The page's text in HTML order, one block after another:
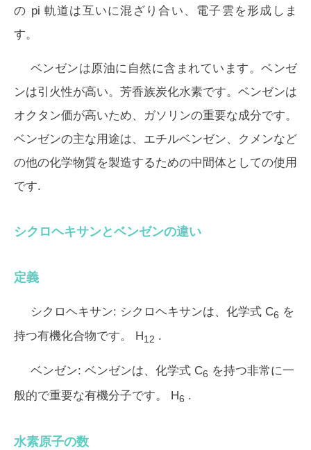
の pi 軌道は互いに混ざり合い、電子雲を形成しま
す。
ベンゼンは原油に自然に含まれています。ベンゼ
ンは引火性が高い。芳香族炭化水素です。ベンゼンは
オクタン価が高いため、ガソリンの重要な成分です。
ベンゼンの主な用途は、エチルベンゼン、クメンなど
の他の化学物質を製造するための中間体としての使用
です.
シクロヘキサンとベンゼンの違い
定義
シクロヘキサン: シクロヘキサンは、化学式 C6 を
持つ有機化合物です。 H12 .
ベンゼン: ベンゼンは、化学式 C6 を持つ非常に一
般的で重要な有機分子です。 H6 .
水素原子の数